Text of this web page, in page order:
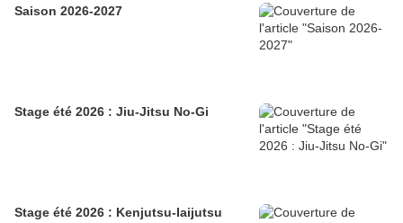
Saison 2026-2027
Stage été 2026 : Jiu-Jitsu No-Gi
Stage été 2026 : Kenjutsu-Iaijutsu